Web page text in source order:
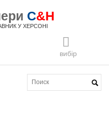
C&H
У ХЕРСОНІ
вибір